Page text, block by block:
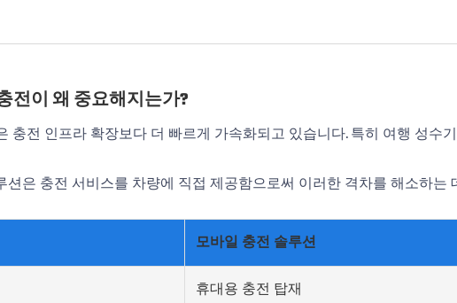
전이 왜 중요해지는가?
충전 인프라 확장보다 더 빠르게 가속화되고 있습니다. 특히 여행 성수
션은 충전 서비스를 차량에 직접 제공함으로써 이러한 격차를 해소하는
모바일 충전 솔루션
휴대용 충전 탑재